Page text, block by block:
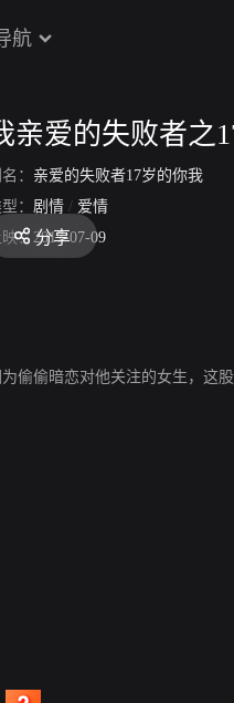
航
亲爱的失败者之
： 亲爱的失败者17岁的你我
： 剧情 / 爱情
： 2017-07-09
分享
偷偷暗恋对他关注的女生，这